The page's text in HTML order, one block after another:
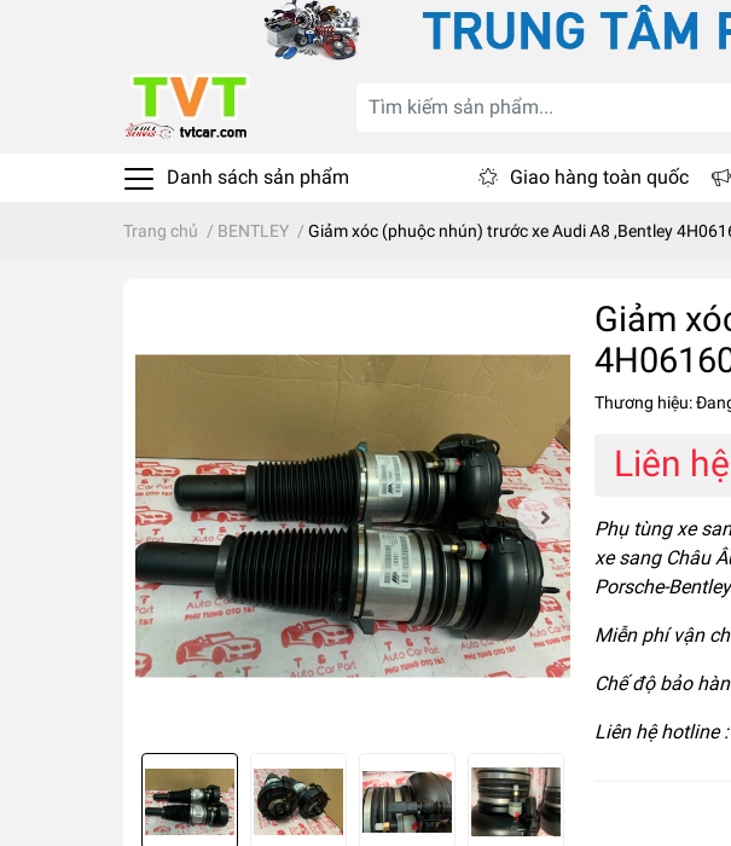
Danh sách sản phẩm Giao hàng toàn quốc
Trang chủ / BENTLEY / Giảm xóc (phuộc nhún) trước xe Audi A8 ,Bentley
Giảm
Thương hiệu:
Liên hệ
Phụ tùng xe
xe sang Châu
Porsche-Bentley
Miễn phí vận
Chế độ bảo
Liên hệ hotline